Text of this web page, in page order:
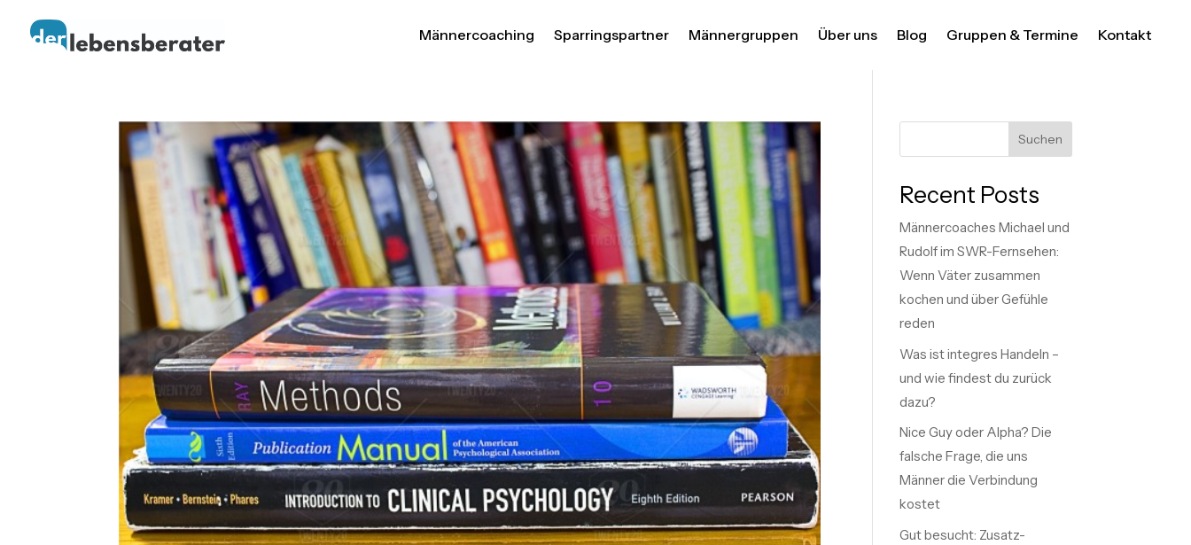
Männercoaching Sparringspartner Männergruppen Über uns Blog Gruppen & Termine Kontakt
Suchen
Recent Posts
Männercoaches Michael und
Rudolf im SWR-Fernsehen:
Wenn Väter zusammen
kochen und über Gefühle
reden
Was ist integres Handeln –
und wie findest du zurück
dazu?
Nice Guy oder Alpha? Die
falsche Frage, die uns
Männer die Verbindung
kostet
Gut besucht: Zusatz-